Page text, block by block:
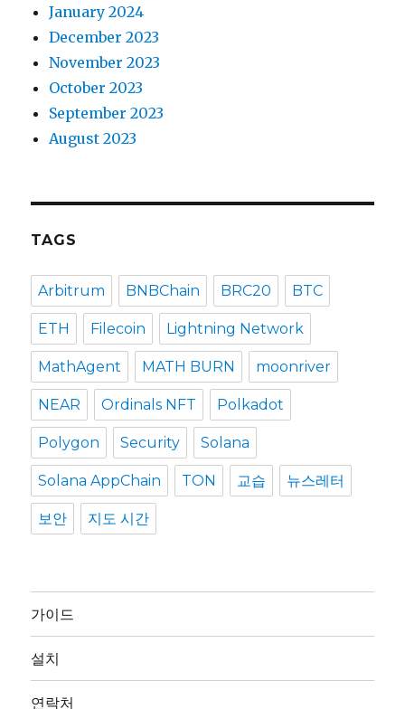
January 2024
December 2023
November 2023
October 2023
September 2023
August 2023
TAGS
Arbitrum BNBChain BRC20 BTC
ETH Filecoin Lightning Network
MathAgent MATH BURN moonriver
NEAR Ordinals NFT Polkadot
Polygon Security Solana
Solana AppChain TON 교습 뉴스레터
보안 지도 시간
가이드
설치
연락처